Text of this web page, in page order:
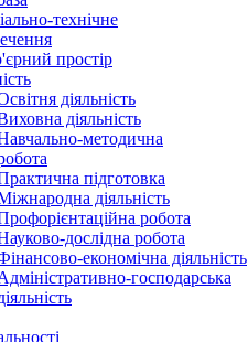
технічне
простір
діяльність
діяльність
методична
підготовка
діяльність
робота
дослідна робота
економічна діяльність
господарська